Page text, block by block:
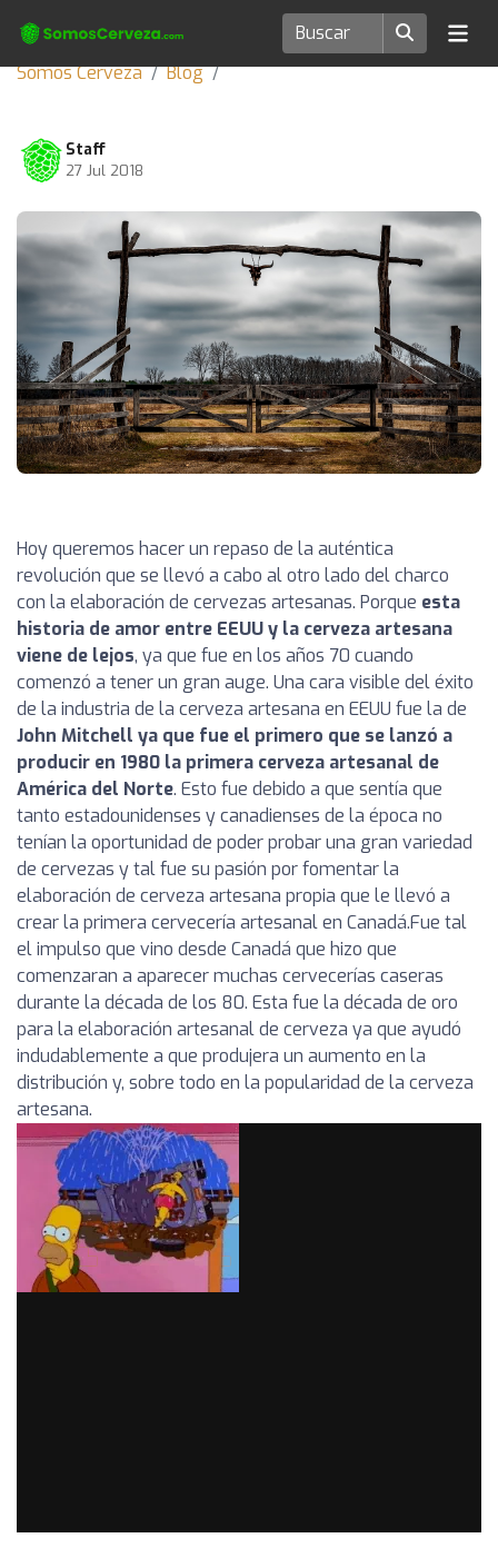
Somos Cerveza Blog
Staff
27 Jul 2018
Hoy queremos hacer un repaso de la auténtica
revolución que se llevó a cabo al otro lado del charco
con la elaboración de cervezas artesanas. Porque esta
historia de amor entre EEUU y la cerveza artesana
viene de lejos, ya que fue en los años 70 cuando
comenzó a tener un gran auge. Una cara visible del éxito
de la industria de la cerveza artesana en EEUU fue la de
John Mitchell ya que fue el primero que se lanzó a
producir en 1980 la primera cerveza artesanal de
América del Norte. Esto fue debido a que sentía que
tanto estadounidenses y canadienses de la época no
tenían la oportunidad de poder probar una gran variedad
de cervezas y tal fue su pasión por fomentar la
elaboración de cerveza artesana propia que le llevó a
crear la primera cervecería artesanal en Canadá.Fue tal
el impulso que vino desde Canadá que hizo que
comenzaran a aparecer muchas cervecerías caseras
durante la década de los 80. Esta fue la década de oro
para la elaboración artesanal de cerveza ya que ayudó
indudablemente a que produjera un aumento en la
distribución y, sobre todo en la popularidad de la cerveza
artesana.